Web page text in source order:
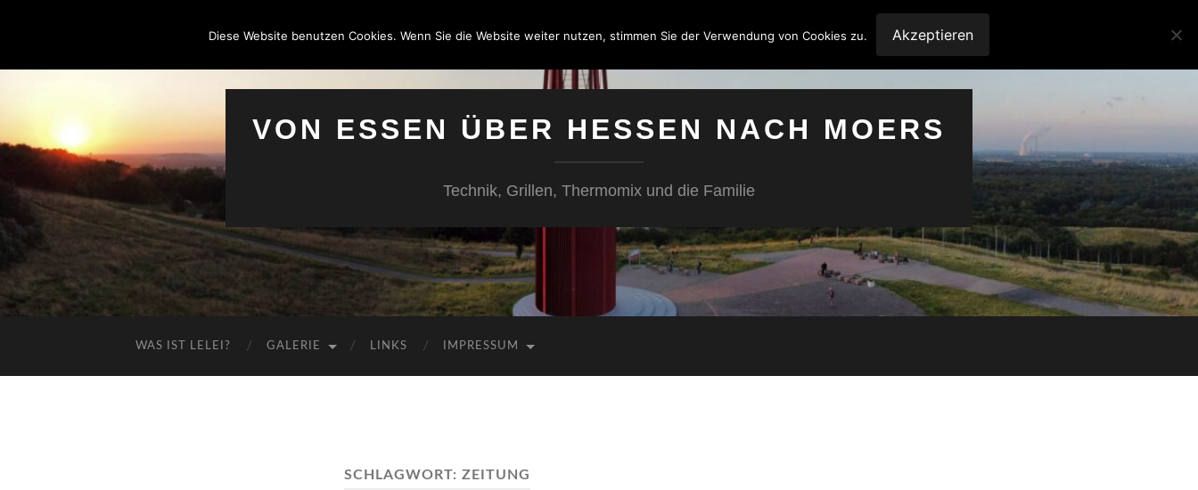
VON ESSEN ÜBER HESSEN NACH MOERS
Technik, Grillen, Thermomix und die Familie
WAS IST LELEI? GALERIE LINKS IMPRESSUM
SCHLAGWORT: ZEITUNG
Diese Website benutzen Cookies. Wenn Sie die Website weiter nutzen, stimmen Sie der Verwendung von Cookies zu. Akzeptieren